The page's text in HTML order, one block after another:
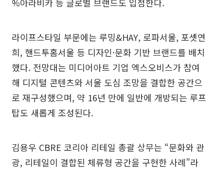
라이프스타일 부문에는 루밍&HAY, 로파서울, 포셋연
희, 핸드투홈서울 등 디자인·문화 기반 브랜드를 배치
했다. 전망대는 미디어아트 기업 엑스오비스가 참여
해 디지털 콘텐츠와 서울 도심 조망을 결합한 공간으
로 재구성했으며, 약 16년 만에 일반에 개방되는 루프
탑도 새롭게 조성된다.
김용우 CBRE 코리아 리테일 총괄 상무는 “문화와 관
광, 리테일이 결합된 체류형 공간을 구현한 사례”라